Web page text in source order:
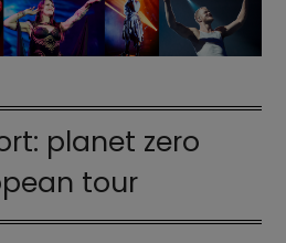
planet zero
tour